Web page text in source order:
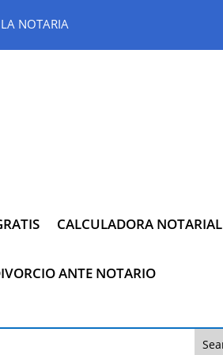
LA NOTARIA
CALCULADORA NOTARIAL
ANTE NOTARIO